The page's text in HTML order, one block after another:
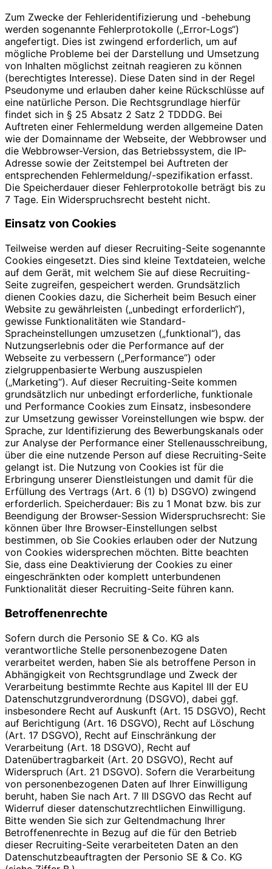
Zum Zwecke der Fehleridentifizierung und -behebung
werden sogenannte Fehlerprotokolle („Error-Logs“)
angefertigt. Dies ist zwingend erforderlich, um auf
mögliche Probleme bei der Darstellung und Umsetzung
von Inhalten möglichst zeitnah reagieren zu können
(berechtigtes Interesse). Diese Daten sind in der Regel
Pseudonyme und erlauben daher keine Rückschlüsse auf
eine natürliche Person. Die Rechtsgrundlage hierfür
findet sich in § 25 Absatz 2 Satz 2 TDDDG. Bei
Auftreten einer Fehlermeldung werden allgemeine Daten
wie der Domainname der Webseite, der Webbrowser und
die Webbrowser-Version, das Betriebssystem, die IP-
Adresse sowie der Zeitstempel bei Auftreten der
entsprechenden Fehlermeldung/-spezifikation erfasst.
Die Speicherdauer dieser Fehlerprotokolle beträgt bis zu
7 Tage. Ein Widerspruchsrecht besteht nicht.
Einsatz von Cookies
Teilweise werden auf dieser Recruiting-Seite sogenannte
Cookies eingesetzt. Dies sind kleine Textdateien, welche
auf dem Gerät, mit welchem Sie auf diese Recruiting-
Seite zugreifen, gespeichert werden. Grundsätzlich
dienen Cookies dazu, die Sicherheit beim Besuch einer
Website zu gewährleisten („unbedingt erforderlich“),
gewisse Funktionalitäten wie Standard-
Spracheinstellungen umzusetzen („funktional“), das
Nutzungserlebnis oder die Performance auf der
Webseite zu verbessern („Performance“) oder
zielgruppenbasierte Werbung auszuspielen
(„Marketing“). Auf dieser Recruiting-Seite kommen
grundsätzlich nur unbedingt erforderliche, funktionale
und Performance Cookies zum Einsatz, insbesondere
zur Umsetzung gewisser Voreinstellungen wie bspw. der
Sprache, zur Identifizierung des Bewerbungskanals oder
zur Analyse der Performance einer Stellenausschreibung,
über die eine nutzende Person auf diese Recruiting-Seite
gelangt ist. Die Nutzung von Cookies ist für die
Erbringung unserer Dienstleistungen und damit für die
Erfüllung des Vertrags (Art. 6 (1) b) DSGVO) zwingend
erforderlich. Speicherdauer: Bis zu 1 Monat bzw. bis zur
Beendigung der Browser-Session Widerspruchsrecht: Sie
können über Ihre Browser-Einstellungen selbst
bestimmen, ob Sie Cookies erlauben oder der Nutzung
von Cookies widersprechen möchten. Bitte beachten
Sie, dass eine Deaktivierung der Cookies zu einer
eingeschränkten oder komplett unterbundenen
Funktionalität dieser Recruiting-Seite führen kann.
Betroffenenrechte
Sofern durch die Personio SE & Co. KG als
verantwortliche Stelle personenbezogene Daten
verarbeitet werden, haben Sie als betroffene Person in
Abhängigkeit von Rechtsgrundlage und Zweck der
Verarbeitung bestimmte Rechte aus Kapitel III der EU
Datenschutzgrundverordnung (DSGVO), dabei ggf.
insbesondere Recht auf Auskunft (Art. 15 DSGVO), Recht
auf Berichtigung (Art. 16 DSGVO), Recht auf Löschung
(Art. 17 DSGVO), Recht auf Einschränkung der
Verarbeitung (Art. 18 DSGVO), Recht auf
Datenübertragbarkeit (Art. 20 DSGVO), Recht auf
Widerspruch (Art. 21 DSGVO). Sofern die Verarbeitung
von personenbezogenen Daten auf Ihrer Einwilligung
beruht, haben Sie nach Art. 7 III DSGVO das Recht auf
Widerruf dieser datenschutzrechtlichen Einwilligung.
Bitte wenden Sie sich zur Geltendmachung Ihrer
Betroffenenrechte in Bezug auf die für den Betrieb
dieser Recruiting-Seite verarbeiteten Daten an den
Datenschutzbeauftragten der Personio SE & Co. KG